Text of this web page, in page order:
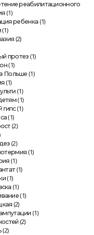
реабилитационного
(1)
ребенка (1)
(1)
(2)
протез (1)
(1)
Польше (1)
(1)
(1)
(1)
гипс(1)
(1)
(2)
(2)
(1)
(1)
(1)
(1)
(1)
(1)
(2)
(1)
(2)
(2)